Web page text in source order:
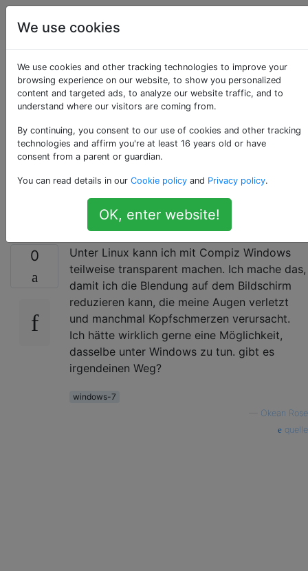
Computerbenutzer
Wie kann ich ganze
Fenster unter
Windows 7
durchscheinend
machen?
0
Unter Linux kann ich mit Compiz Windows
teilweise transparent machen. Ich mache das,
damit ich die Blendung auf dem Bildschirm
reduzieren kann, die meine Augen verletzt
und manchmal Kopfschmerzen verursacht.
Ich hätte wirklich gerne eine Möglichkeit,
dasselbe unter Windows zu tun. gibt es
irgendeinen Weg?
windows-7
Okean Rose
quelle
We use cookies
We use cookies and other tracking technologies to improve your
browsing experience on our website, to show you personalized
content and targeted ads, to analyze our website traffic, and to
understand where our visitors are coming from.
By continuing, you consent to our use of cookies and other tracking
technologies and affirm you're at least 16 years old or have
consent from a parent or guardian.
You can read details in our Cookie policy and Privacy policy.
OK, enter website!